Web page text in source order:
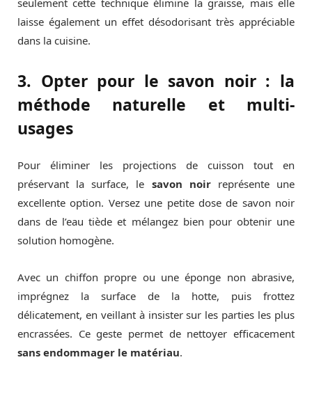
laisse également un effet désodorisant très appréciable
dans la cuisine.
3. Opter pour le savon noir : la
méthode naturelle et multi-
usages
Pour éliminer les projections de cuisson tout en
préservant la surface, le savon noirreprésente une
excellente option. Versez une petite dose de savon noir
dans de l’eau tiède et mélangez bien pour obtenir une
solution homogène.
Avec un chiffon propre ou une éponge non abrasive,
imprégnez la surface de la hotte, puis frottez
délicatement, en veillant à insister sur les parties les plus
encrassées. Ce geste permet de nettoyer efficacement
sans endommager le matériau.